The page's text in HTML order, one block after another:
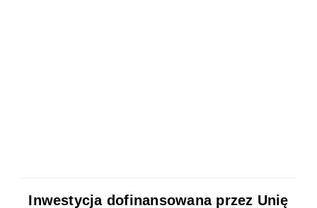
Inwestycja dofinansowana przez Unię